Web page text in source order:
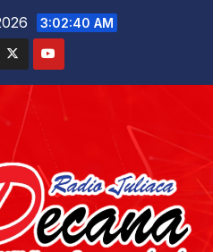
3:02:41 AM